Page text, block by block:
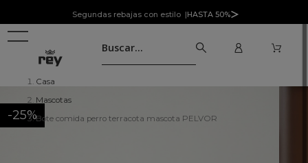
Segundas rebajas con estilo |HASTA 50%
Casa
Mascotas
Bote comida perro terracota mascota PELVOR
-25%